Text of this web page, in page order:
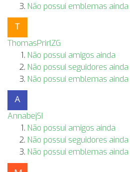
Não possui emblemas ainda
ThomasPrirlZG
Não possui amigos ainda
Não possui seguidores ainda
Não possui emblemas ainda
AnnabejSI
Não possui amigos ainda
Não possui seguidores ainda
Não possui emblemas ainda